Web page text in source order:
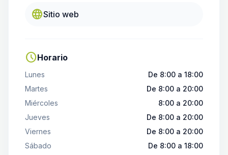
languageSitio web
scheduleHorario
Lunes
De 8:00 a 18:00
Martes
De 8:00 a 20:00
Miércoles
8:00 a 20:00
Jueves
De 8:00 a 20:00
Viernes
De 8:00 a 20:00
Sábado
De 8:00 a 18:00